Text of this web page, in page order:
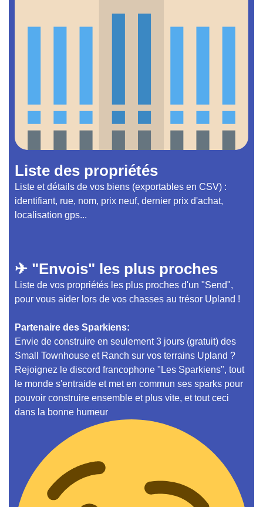
Liste des propriétés
Liste et détails de vos biens (exportables en CSV) :
identifiant, rue, nom, prix neuf, dernier prix d'achat,
localisation gps...
✈ "Envois" les plus proches
Liste de vos propriétés les plus proches d'un "Send",
pour vous aider lors de vos chasses au trésor Upland !
Partenaire des Sparkiens:
Envie de construire en seulement 3 jours (gratuit) des
Small Townhouse et Ranch sur vos terrains Upland ?
Rejoignez le discord francophone "Les Sparkiens", tout
le monde s'entraide et met en commun ses sparks pour
pouvoir construire ensemble et plus vite, et tout ceci
dans la bonne humeur